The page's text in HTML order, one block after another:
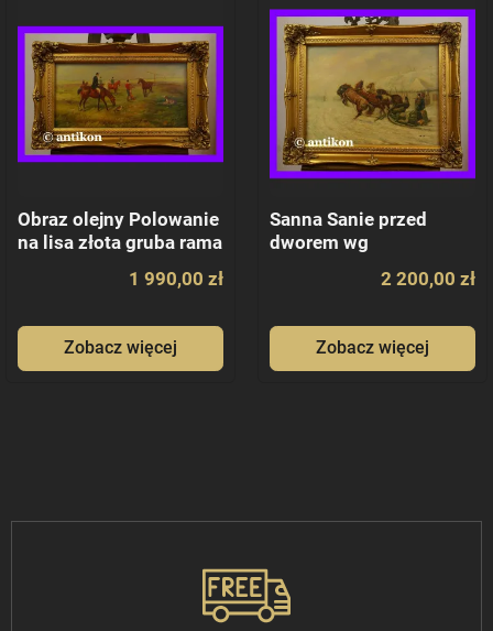
Obraz olejny Polowanie
na lisa złota gruba rama
1 990,00 zł
Zobacz więcej
Sanna Sanie przed
dworem wg
2 200,00 zł
Zobacz więcej